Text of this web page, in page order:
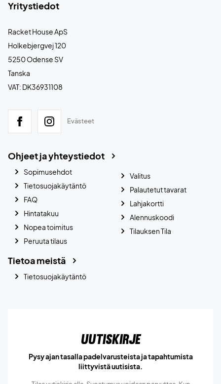
Yritystiedot
Racket House ApS
Holkebjergvej 120
5250 Odense SV
Tanska
VAT: DK36931108
Evästeet
Ohjeet ja yhteystiedot
Sopimusehdot
Tietosuojakäytäntö
FAQ
Hintatakuu
Nopea toimitus
Peruuta tilaus
Valitus
Palautetut tavarat
Lahjakortti
Alennuskoodi
Tilauksen Tila
Tietoa meistä
Tietosuojakäytäntö
Uutiskirje
Pysy ajan tasalla padelvarusteista ja tapahtumista
liittyvistä uutisista.